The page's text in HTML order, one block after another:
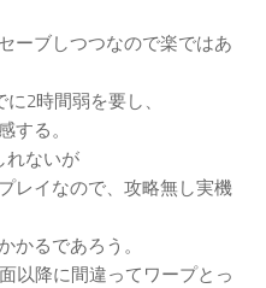
ーブしつつなので楽ではあ
2時間弱を要し、
する。
れないが
レイなので、攻略無し実機
かるであろう。
以降に間違ってワープとっ